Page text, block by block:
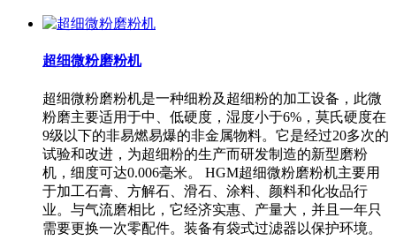
超细微粉磨粉机
超细微粉磨粉机是一种细粉及超细粉的加工设备，此微
粉磨主要适用于中、低硬度，湿度小于6%，莫氏硬度在
9级以下的非易燃易爆的非金属物料。它是经过20多次的
试验和改进，为超细粉的生产而研发制造的新型磨粉
机，细度可达0.006毫米。 HGM超细微粉磨粉机主要用
于加工石膏、方解石、滑石、涂料、颜料和化妆品行
业。与气流磨相比，它经济实惠、产量大，并且一年只
需要更换一次零配件。装备有袋式过滤器以保护环境。